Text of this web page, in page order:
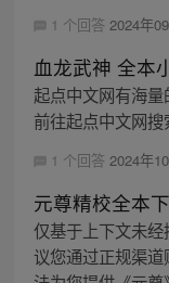
1 个回答 2024年
血龙武神 全本
起点中文网有海
前往起点中文网搜
1 个回答 2024年
元尊精校全本
仅基于上下文未
议您通过正规渠